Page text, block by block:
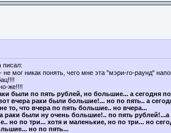
писал:
не мог никак понять, чего мне эта "мэри-го-раунд"
же!!!!
были по пять рублей, но большие... а сегодня
вчера раки были большие!... но по пять.. а
то, что вчера по пять большие.. но вчера...
раки были ну очень большие!.. по пять рублей!...а
но по три... хотя и маленькие, но по три... но
но по пять...